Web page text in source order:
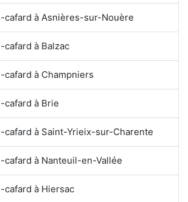
cafard à Asnières-sur-Nouère
à Balzac
cafard à Champniers
cafard à Brie
cafard à Saint-Yrieix-sur-Charente
cafard à Nanteuil-en-Vallée
cafard à Hiersac